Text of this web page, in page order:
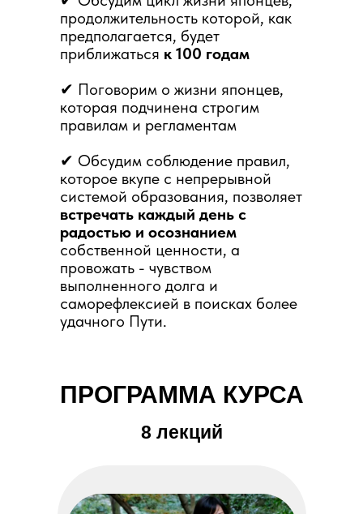
продолжительность которой, как
предполагается, будет
приближаться к 100 годам
✔ Поговорим о жизни японцев,
которая подчинена строгим
правилам и регламентам
✔ Обсудим соблюдение правил,
которое вкупе с непрерывной
системой образования, позволяет
встречать каждый день с
радостью и осознанием
собственной ценности, а
провожать - чувством
выполненного долга и
саморефлексией в поисках более
удачного Пути.
8 лекций
ПРОГРАММА КУРСА